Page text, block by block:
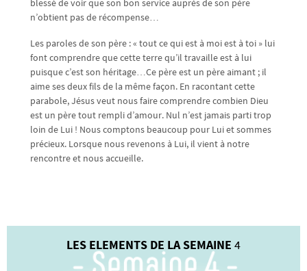
blessé de voir que son bon service auprès de son père
n’obtient pas de récompense…
Les paroles de son père : « tout ce qui est à moi est à toi » lui
font comprendre que cette terre qu’il travaille est à lui
puisque c’est son héritage…Ce père est un père aimant ; il
aime ses deux fils de la même façon. En racontant cette
parabole, Jésus veut nous faire comprendre combien Dieu
est un père tout rempli d’amour. Nul n’est jamais parti trop
loin de Lui ! Nous comptons beaucoup pour Lui et sommes
précieux. Lorsque nous revenons à Lui, il vient à notre
rencontre et nous accueille.
LES ELEMENTS DE LA SEMAINE 4